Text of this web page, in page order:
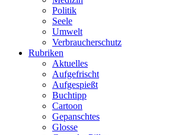
Politik
Seele
Umwelt
Verbraucherschutz
Rubriken
Aktuelles
Aufgefrischt
Aufgespießt
Buchtipp
Cartoon
Gepanschtes
Glosse